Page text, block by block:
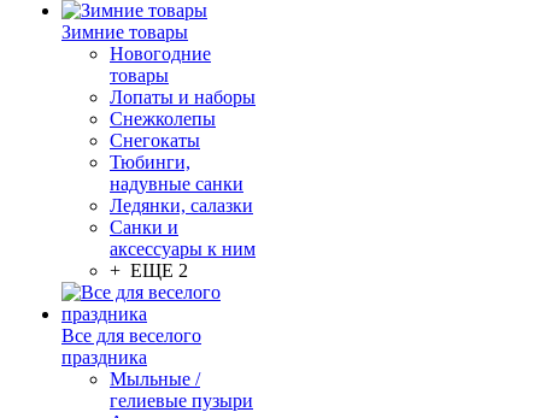
Зимние товары
Новогодние
товары
Лопаты и наборы
Снежколепы
Снегокаты
Тюбинги,
надувные санки
Ледянки, салазки
Санки и
аксессуары к ним
+ ЕЩЕ 2
Все для веселого
праздника
Мыльные /
гелиевые пузыри